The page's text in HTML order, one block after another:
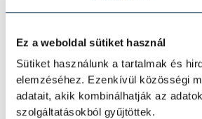
Ez a weboldal sütiket használ
Sütiket használunk a tartalmak és
elemzéséhez. Ezenkívül közösségi
adatait, akik kombinálhatják az
szolgáltatásokból gyűjtöttek.